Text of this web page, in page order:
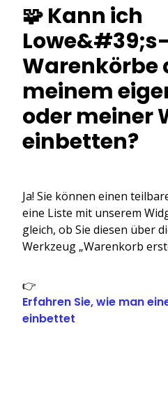
🧩 Kann ich
Lowe&#39;s-
Warenkörbe
meinem
oder meiner
einbetten?
Ja! Sie können einen
eine Liste mit unserem
gleich, ob Sie diesen über
Werkzeug „Warenkorb
👉
Erfahren Sie, wie man
einbettet